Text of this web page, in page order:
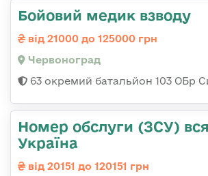
Бойовий медик взводу
від 21000 до 125000 грн
Червоноград
63 окремий батальйон 103 ОБр
Номер обслуги (ЗСУ) вся
Україна
від 20151 до 120151 грн